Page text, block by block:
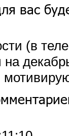
вас
(в
на